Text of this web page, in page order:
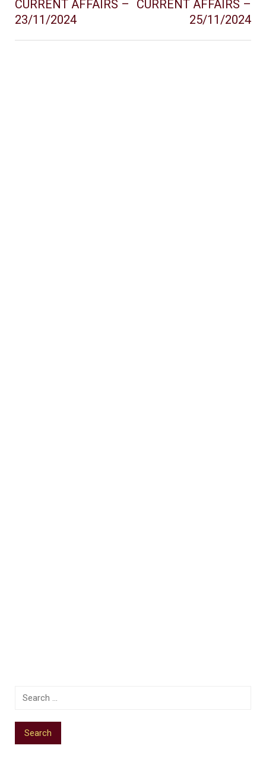
CURRENT AFFAIRS –
23/11/2024
CURRENT AFFAIRS –
25/11/2024